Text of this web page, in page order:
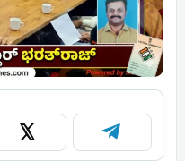
X Telegram